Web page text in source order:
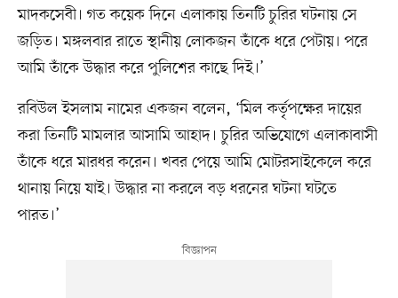
মাদকসেবী। গত কয়েক দিনে এলাকায় তিনটি চুরির ঘটনায় সে
জড়িত। মঙ্গলবার রাতে স্থানীয় লোকজন তাঁকে ধরে পেটায়। পরে
আমি তাঁকে উদ্ধার করে পুলিশের কাছে দিই।’
রবিউল ইসলাম নামের একজন বলেন, ‘মিল কর্তৃপক্ষের দায়ের
করা তিনটি মামলার আসামি আহাদ। চুরির অভিযোগে এলাকাবাসী
তাঁকে ধরে মারধর করেন। খবর পেয়ে আমি মোটরসাইকেলে করে
থানায় নিয়ে যাই। উদ্ধার না করলে বড় ধরনের ঘটনা ঘটতে
পারত।’